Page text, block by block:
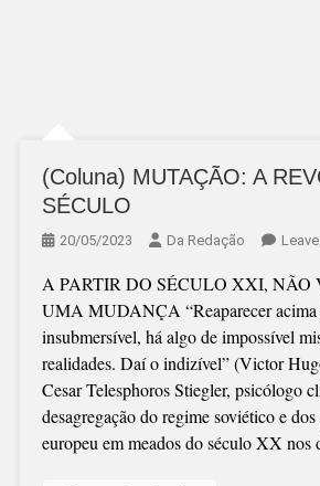
(Coluna) MUTAÇÃO: A
SÉCULO
20/05/2023 Da Redação
A PARTIR DO SÉCULO XXI, NÃO
UMA MUDANÇA “Reaparecer acima
insubmersível, há algo de impossível
realidades. Daí o indizível” (Victor
Cesar Telesphoros Stiegler, psicólogo
desagregação do regime soviético e
europeu em meados do século XX